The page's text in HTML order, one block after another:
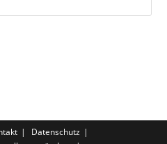
Datenschutz